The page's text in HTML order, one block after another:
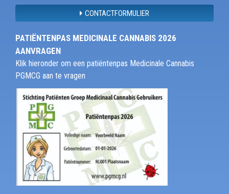
CONTACTFORMULIER
PATIËNTENPAS MEDICINALE CANNABIS 2026
AANVRAGEN
Klik hieronder om een patiëntenpas Medicinale Cannabis
PGMCG aan te vragen